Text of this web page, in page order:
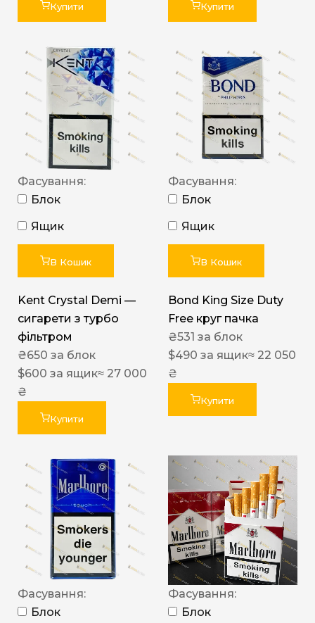
Купити Купити
Фасування:
Блок
Ящик
В Кошик
Kent Crystal Demi —
сигарети з турбо
фільтром
₴650 за блок
$600 за ящик≈ 27 000
₴
Купити
Фасування:
Блок
Ящик
В Кошик
Bond King Size Duty
Free круг пачка
₴531 за блок
$490 за ящик≈ 22 050
₴
Купити
Фасування:
Блок
Фасування:
Блок